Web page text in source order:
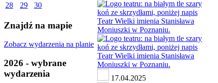
28
29 30
Znajdź na mapie
Zobacz wydarzenia na planie
2026 - wybrane
wydarzenia
17.04.2025